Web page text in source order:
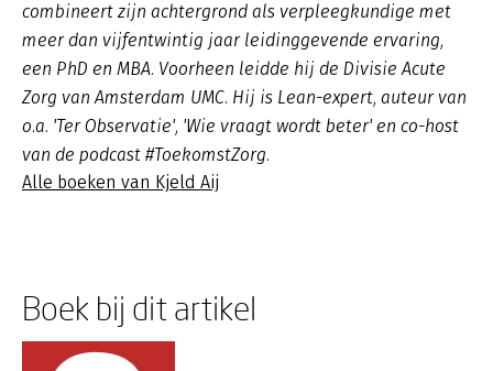
combineert zijn achtergrond als verpleegkundige met
meer dan vijfentwintig jaar leidinggevende ervaring,
een PhD en MBA. Voorheen leidde hij de Divisie Acute
Zorg van Amsterdam UMC. Hij is Lean-expert, auteur van
o.a. 'Ter Observatie', 'Wie vraagt wordt beter' en co-host
van de podcast #ToekomstZorg.
Alle boeken van Kjeld Aij
Boek bij dit artikel